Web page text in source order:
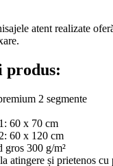
atent realizate
produs:
2 segmente
60 x 70 cm
60 x 120 cm
300 g/m²
atingere și prietenos cu